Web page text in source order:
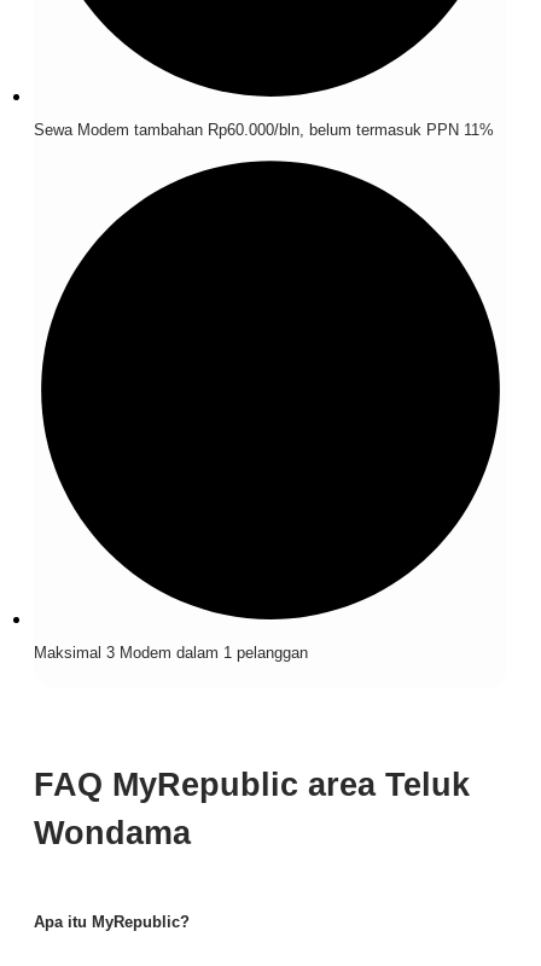
Sewa Modem tambahan Rp60.000/bln, belum termasuk PPN 11%
Maksimal 3 Modem dalam 1 pelanggan
FAQ MyRepublic area Teluk
Wondama
Apa itu MyRepublic?